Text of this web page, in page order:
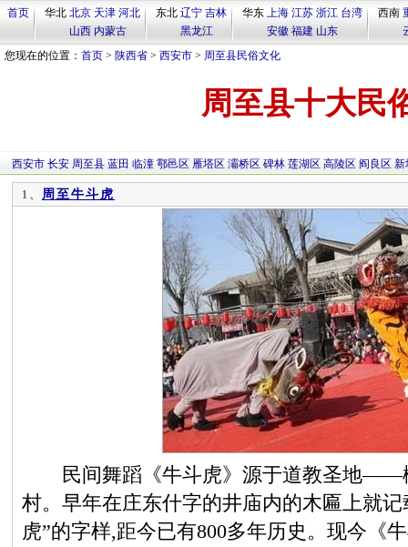
首页 华北 北京 天津 河北
山西 内蒙古
东北 辽宁 吉林
黑龙江
华东 上海 江苏 浙江 台湾
安徽 福建 山东
西南
您现在的位置： 首页 > 陕西省 > 西安市 > 周至县民俗文化
周至县十大民
西安市 长安 周至县 蓝田 临潼 鄠邑区 雁塔区 灞桥区 碑林 莲湖区 高陵区 阎良区 新
1、 周至牛斗虎
民间舞蹈《牛斗虎》源于道教圣地——
村。早年在庄东什字的井庙内的木匾上就
虎”的字样,距今已有800多年历史。现今《